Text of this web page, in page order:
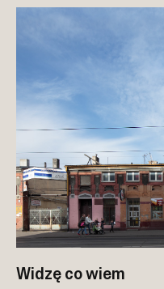
Widzę co wiem